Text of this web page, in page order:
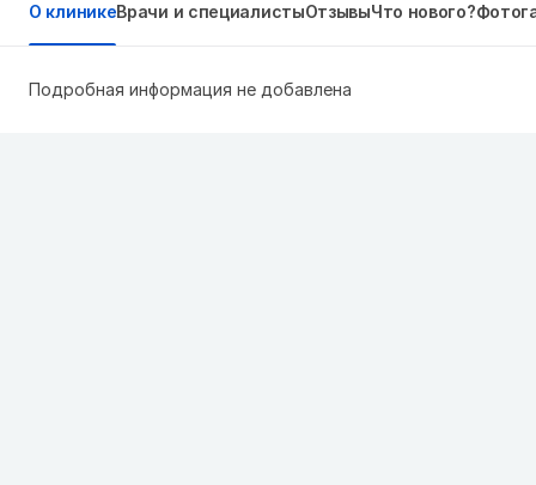
О клиникеВрачи и специалистыОтзывыЧто нового?
Подробная информация не добавлена